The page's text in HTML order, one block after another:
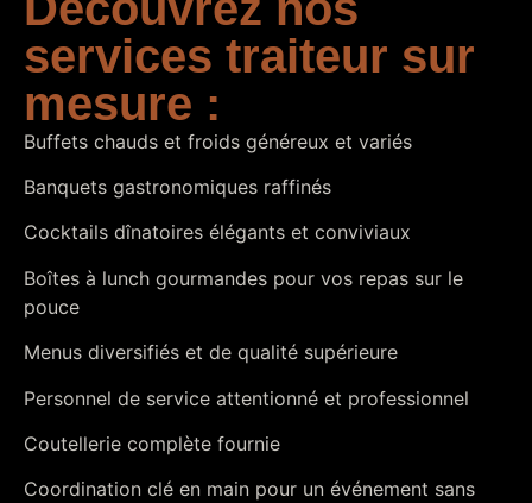
services traiteur sur
mesure :
Buffets chauds et froids généreux et variés
Banquets gastronomiques raffinés
Cocktails dînatoires élégants et conviviaux
Boîtes à lunch gourmandes pour vos repas sur le
pouce
Menus diversifiés et de qualité supérieure
Personnel de service attentionné et professionnel
Coutellerie complète fournie
Coordination clé en main pour un événement sans